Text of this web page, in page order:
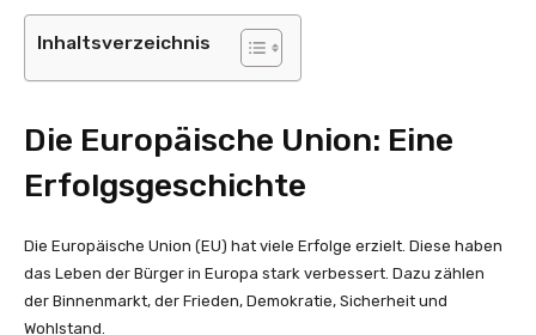
Inhaltsverzeichnis
Die Europäische Union: Eine
Erfolgsgeschichte
Die Europäische Union (EU) hat viele Erfolge erzielt. Diese haben
das Leben der Bürger in Europa stark verbessert. Dazu zählen
der Binnenmarkt, der Frieden, Demokratie, Sicherheit und
Wohlstand.